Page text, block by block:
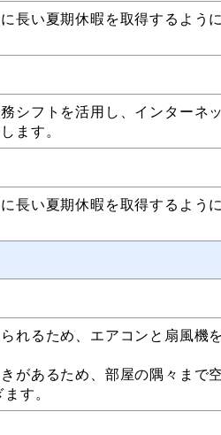
長い夏期休暇を取得するよう
シフトを活用し、インターネ
します。
長い夏期休暇を取得するよう
れるため、エアコンと扇風機
があるため、部屋の隅々まで
ます。